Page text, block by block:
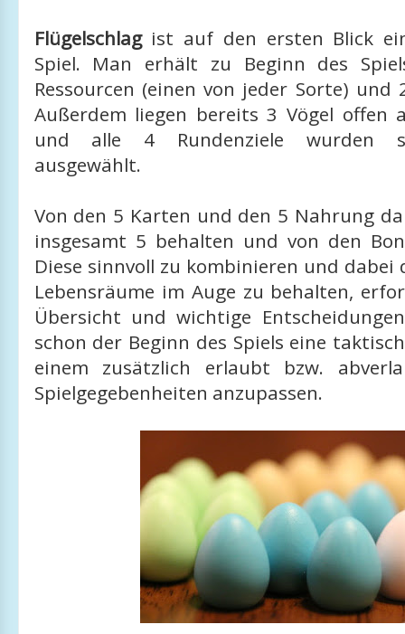
Flügelschlagist auf den ersten Blick
Spiel. Man erhält zu Beginn des
Ressourcen (einen von jeder Sorte) und
Außerdem liegen bereits 3 Vögel offen
und alle 4 Rundenziele wurden
ausgewählt.
Von den 5 Karten und den 5 Nahrung
insgesamt 5 behalten und von den
Diese sinnvoll zu kombinieren und dabei
Lebensräume im Auge zu behalten,
Übersicht und wichtige
schon der Beginn des Spiels eine
einem zusätzlich erlaubt bzw.
Spielgegebenheiten anzupassen.